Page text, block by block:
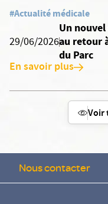
#Actualité médicale
29/06/2026
Un
au retour
du Parc
En savoir plus
Voir
Nous contacter